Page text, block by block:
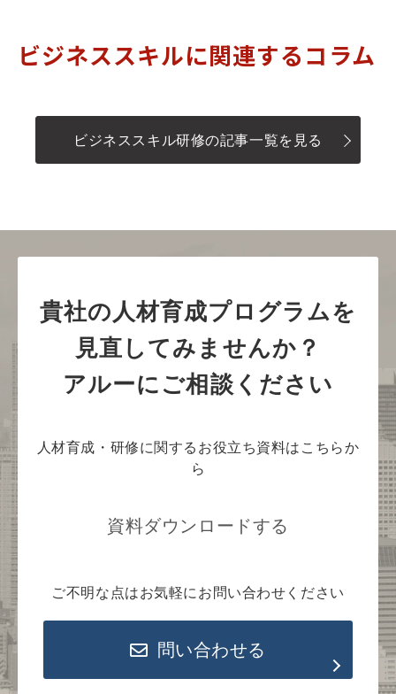
ビジネススキルに関連するコラム
ビジネススキル研修の記事一覧を見る
貴社の人材育成プログラムを
見直してみませんか？
アルーにご相談ください
人材育成・研修に関するお役立ち資料はこちらか
ら
資料ダウンロードする
ご不明な点はお気軽にお問い合わせください
問い合わせる